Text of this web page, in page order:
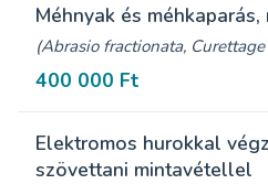
Méhnyak és méhkaparás,
(Abrasio fractionata,
400 000 Ft
Elektromos hurokkal
szövettani mintavétellel